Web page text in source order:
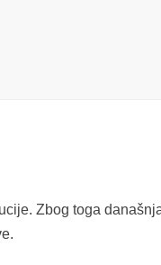
Zbog toga